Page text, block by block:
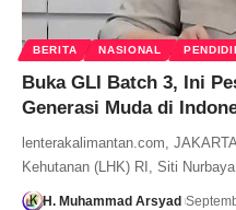
BERITA NASIONAL
Buka GLI Batch 3, Ini
Generasi Muda di
lenterakalimantan.com,
Kehutanan (LHK) RI, Siti
H. Muhammad Arsyad